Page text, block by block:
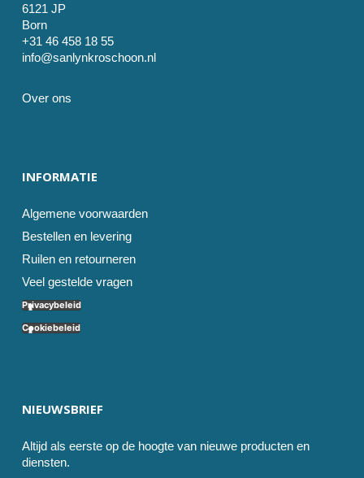
6121 JP
Born
+31 46 458 18 55
info@sanlynkroschoon.nl
Over ons
INFORMATIE
Algemene voorwaarden
Bestellen en levering
Ruilen en retourneren
Veel gestelde vragen
Privacybeleid
Cookiebeleid
NIEUWSBRIEF
Altijd als eerste op de hoogte van nieuwe producten en
diensten.